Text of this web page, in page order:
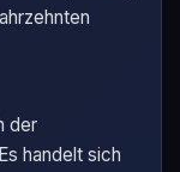
der
handelt sich